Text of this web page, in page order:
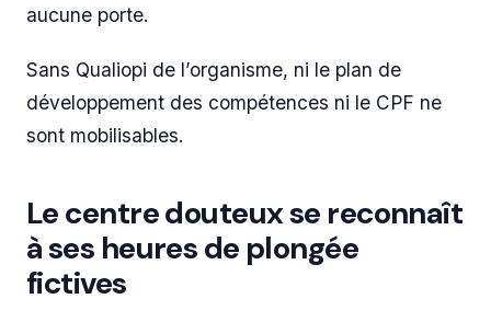
aucune porte.
Sans Qualiopi de l’organisme, ni le plan de
développement des compétences ni le CPF ne
sont mobilisables.
Le centre douteux se reconnaît
à ses heures de plongée
fictives